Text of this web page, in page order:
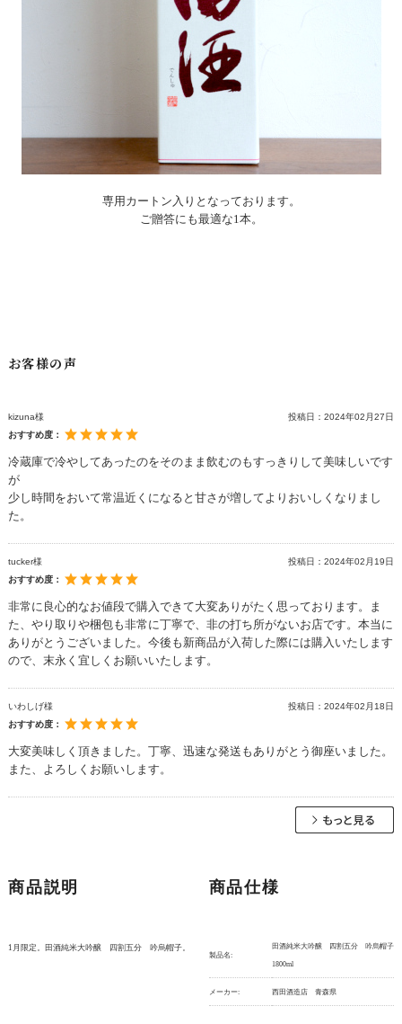
専用カートン入りとなっております。
ご贈答にも最適な1本。
お客様の声
kizuna様 投稿日： 2024年02月27日
おすすめ度：
冷蔵庫で冷やしてあったのをそのまま飲むのもすっきりして美味しいです
が
少し時間をおいて常温近くになると甘さが増してよりおいしくなりまし
た。
tucker様 投稿日： 2024年02月19日
おすすめ度：
非常に良心的なお値段で購入できて大変ありがたく思っております。ま
た、やり取りや梱包も非常に丁寧で、非の打ち所がないお店です。本当に
ありがとうございました。今後も新商品が入荷した際には購入いたします
ので、末永く宜しくお願いいたします。
いわしげ様 投稿日： 2024年02月18日
おすすめ度：
大変美味しく頂きました。丁寧、迅速な発送もありがとう御座いました。
また、よろしくお願いします。
商品説明
1月限定。田酒純米大吟醸 四割五分 吟烏帽子。
商品仕様
製品名:
田酒純米大吟醸 四割五分 吟烏帽子
1800ml
メーカー: 西田酒造店 青森県